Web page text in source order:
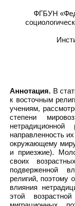
ФГБУН
Аннотация. В
к восточным
учениям,
степени
направленность
окружающему
и приезжие).
своих
подверженной
религий, поэтому
влияния
этой